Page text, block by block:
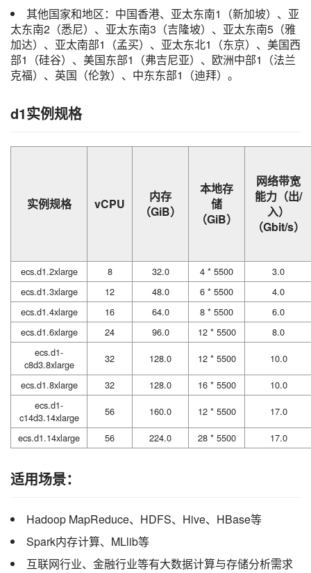
其他国家和地区：中国香港、亚太东南1（新加坡）、亚
太东南2（悉尼）、亚太东南3（吉隆坡）、亚太东南5（雅
加达）、亚太南部1（孟买）、亚太东北1（东京）、美国西
部1（硅谷）、美国东部1（弗吉尼亚）、欧洲中部1（法兰
克福）、英国（伦敦）、中东东部1（迪拜）。
d1实例规格
实例规格 vCPU
内存
（GiB）
本地存
储
（GiB）
网络带宽
能力（出/
入）
（Gbit/s）
ecs.d1.2xlarge 8 32.0 4 * 5500
3.0
ecs.d1.3xlarge
12 48.0 6 * 5500
4.0
ecs.d1.4xlarge
16 64.0 8 * 5500
6.0
ecs.d1.6xlarge
24 96.0 12 * 5500
8.0
ecs.d1-
c8d3.8xlarge
32 128.0 12 * 5500
10.0
ecs.d1.8xlarge
32 128.0 16 * 5500
10.0
ecs.d1-
c14d3.14xlarge
56 160.0 12 * 5500
17.0
ecs.d1.14xlarge
56 224.0 28 * 5500 17.0
适用场景：
Hadoop MapReduce、HDFS、Hive、HBase等
Spark内存计算、MLlib等
互联网行业、金融行业等有大数据计算与存储分析需求